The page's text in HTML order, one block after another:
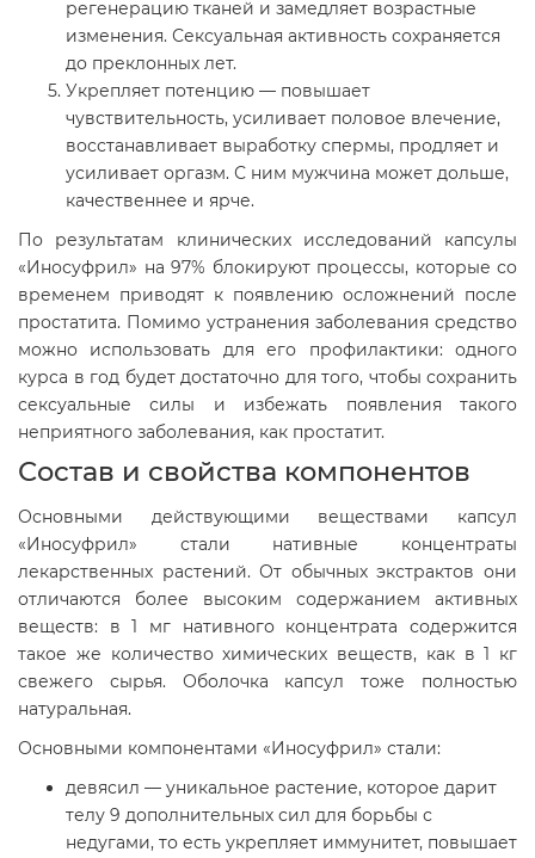
регенерацию тканей и замедляет возрастные
изменения. Сексуальная активность сохраняется
до преклонных лет.
Укрепляет потенцию — повышает
чувствительность, усиливает половое влечение,
восстанавливает выработку спермы, продляет и
усиливает оргазм. С ним мужчина может дольше,
качественнее и ярче.
По результатам клинических исследований капсулы
«Иносуфрил» на 97% блокируют процессы, которые со
временем приводят к появлению осложнений после
простатита. Помимо устранения заболевания средство
можно использовать для его профилактики: одного
курса в год будет достаточно для того, чтобы сохранить
сексуальные силы и избежать появления такого
неприятного заболевания, как простатит.
Состав и свойства компонентов
Основными действующими веществами капсул
«Иносуфрил» стали нативные концентраты
лекарственных растений. От обычных экстрактов они
отличаются более высоким содержанием активных
веществ: в 1 мг нативного концентрата содержится
такое же количество химических веществ, как в 1 кг
свежего сырья. Оболочка капсул тоже полностью
натуральная.
Основными компонентами «Иносуфрил» стали:
девясил — уникальное растение, которое дарит
телу 9 дополнительных сил для борьбы с
недугами, то есть укрепляет иммунитет, повышает